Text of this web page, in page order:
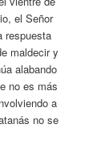
el Señor
respuesta
maldecir y
alabando
no es más
a
no se